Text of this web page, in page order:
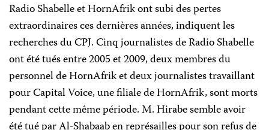
Radio Shabelle et HornAfrik ont subi des pertes
extraordinaires ces dernières années, indiquent les
recherches du CPJ. Cinq journalistes de Radio Shabelle
ont été tués entre 2005 et 2009, deux membres du
personnel de HornAfrik et deux journalistes travaillant
pour Capital Voice, une filiale de HornAfrik, sont morts
pendant cette même période. M. Hirabe semble avoir